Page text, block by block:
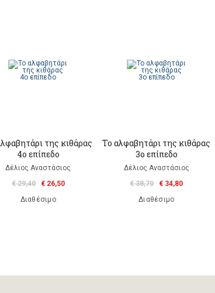
της κιθάρας
4ο επίπεδο
Δέλιος Aναστάσιος
€ 29,40
€ 26,50
Διαθέσιμο
Το αλφαβητάρι της κιθάρας
3ο επίπεδο
Δέλιος Aναστάσιος
€ 38,70
€ 34,80
Διαθέσιμο